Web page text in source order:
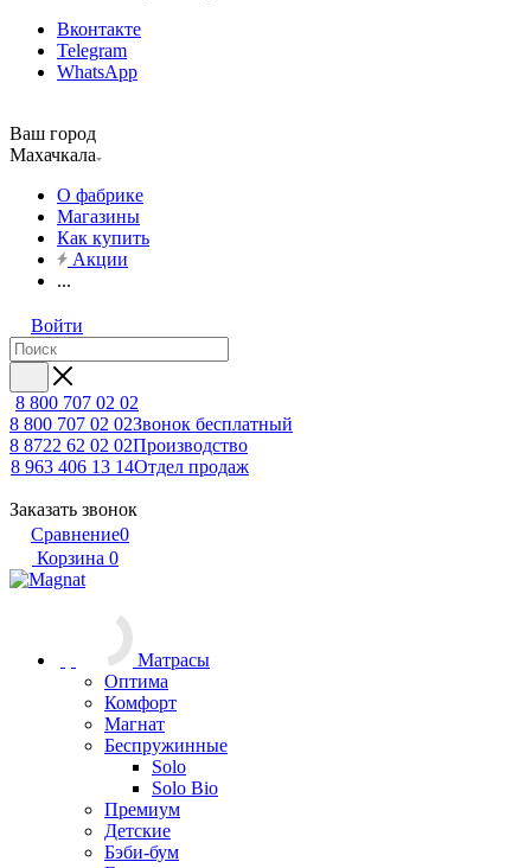
Вконтакте
Telegram
WhatsApp
Ваш город
Махачкала
О фабрике
Магазины
Как купить
Акции
...
Войти
8 800 707 02 02
8 800 707 02 02Звонок бесплатный
8 8722 62 02 02Производство
8 963 406 13 14Отдел продаж
Заказать звонок
Сравнение0
Корзина 0
Матрасы
Оптима
Комфорт
Магнат
Беспружинные
Solo
Solo Bio
Премиум
Детские
Бэби-бум